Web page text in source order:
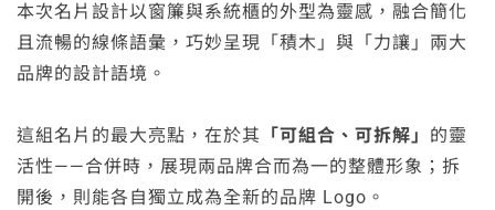
本次名片設計以窗簾與系統櫃的外型為靈感，融合簡化
且流暢的線條語彙，巧妙呈現「積木」與「力讓」兩大
品牌的設計語境。
這組名片的最大亮點，在於其 「可組合、可拆解」 的靈
活性——合併時，展現兩品牌合而為一的整體形象；拆
開後，則能各自獨立成為全新的品牌 Logo。